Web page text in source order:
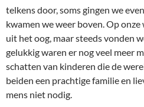
telkens door, soms gingen we
kwamen we weer boven. Op
uit het oog, maar steeds vonden
gelukkig waren er nog veel meer
schatten van kinderen die de
beiden een prachtige familie en
mens niet nodig.